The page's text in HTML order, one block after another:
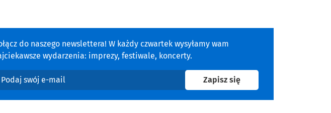
do naszego newslettera! W każdy czwartek wysyłamy wam
wydarzenia: imprezy, festiwale, koncerty.
swój e-mail
Zapisz sięna newsletter